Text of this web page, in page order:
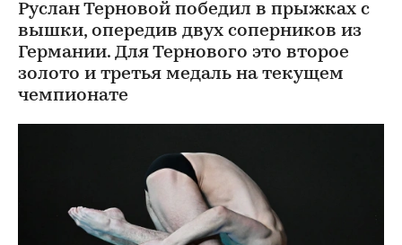
Руслан Терновой победил в прыжках с
вышки, опередив двух соперников из
Германии. Для Тернового это второе
золото и третья медаль на текущем
чемпионате